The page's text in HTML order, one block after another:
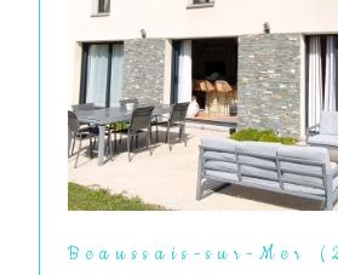
Beaussais-sur-Mer